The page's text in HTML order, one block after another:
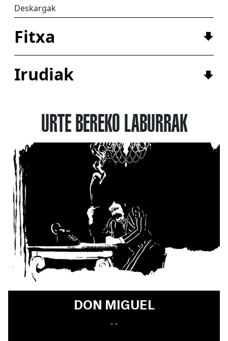
Deskargak
Fitxa
Irudiak
URTE BEREKO LABURRAK
DON MIGUEL
- -